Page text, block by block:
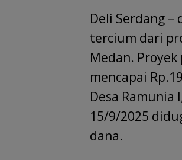
e
b
o
o
k
at
s
A
p
p
k
e
dI
n
Deli Serdang
tercium dari
Medan.
mencapai
Desa Ramunia
15/9/2025
dana.